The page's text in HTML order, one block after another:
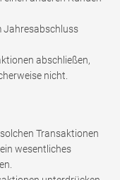
Jahresabschluss
abschließen,
nicht.
Transaktionen
wesentliches